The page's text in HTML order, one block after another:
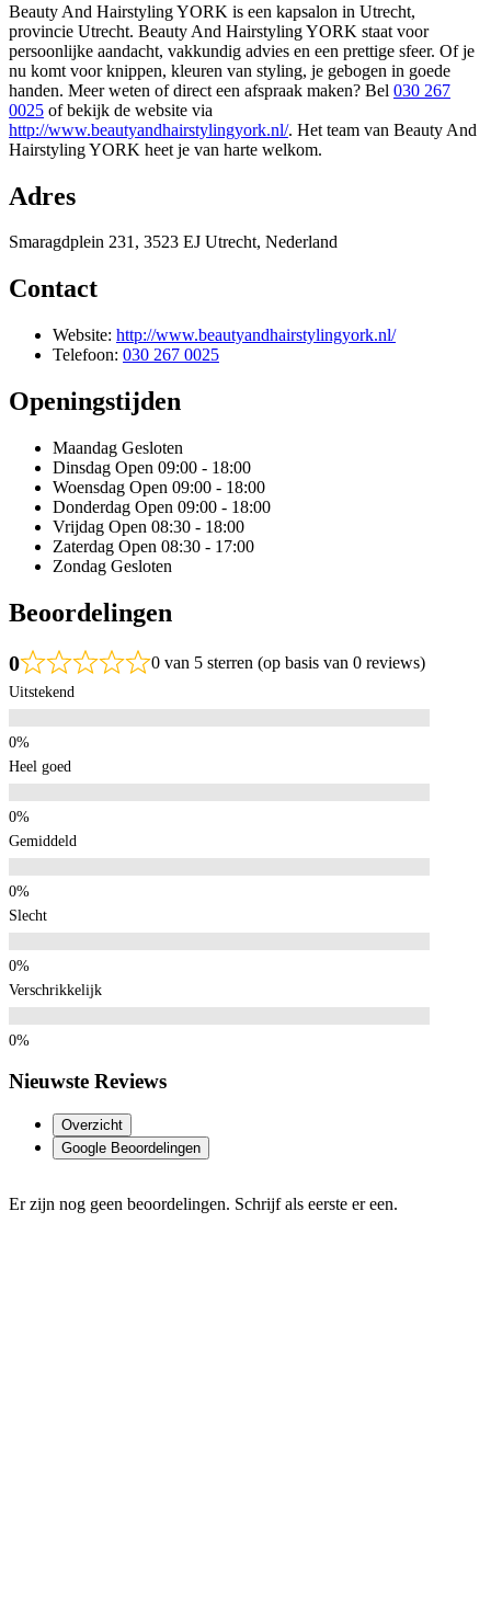
Beauty And Hairstyling YORK is een kapsalon in Utrecht,
provincie Utrecht. Beauty And Hairstyling YORK staat voor
persoonlijke aandacht, vakkundig advies en een prettige sfeer. Of je
nu komt voor knippen, kleuren van styling, je gebogen in goede
handen. Meer weten of direct een afspraak maken? Bel 030 267
0025 of bekijk de website via
http://www.beautyandhairstylingyork.nl/. Het team van Beauty And
Hairstyling YORK heet je van harte welkom.
Adres
Smaragdplein 231, 3523 EJ Utrecht, Nederland
Contact
Website: http://www.beautyandhairstylingyork.nl/
Telefoon: 030 267 0025
Openingstijden
Maandag Gesloten
Dinsdag Open 09:00 - 18:00
Woensdag Open 09:00 - 18:00
Donderdag Open 09:00 - 18:00
Vrijdag Open 08:30 - 18:00
Zaterdag Open 08:30 - 17:00
Zondag Gesloten
Beoordelingen
0 0 van 5 sterren (op basis van 0 reviews)
Uitstekend
Heel goed
Gemiddeld
Slecht
Verschrikkelijk
Nieuwste Reviews
Overzicht
Google Beoordelingen
Er zijn nog geen beoordelingen. Schrijf als eerste er een.